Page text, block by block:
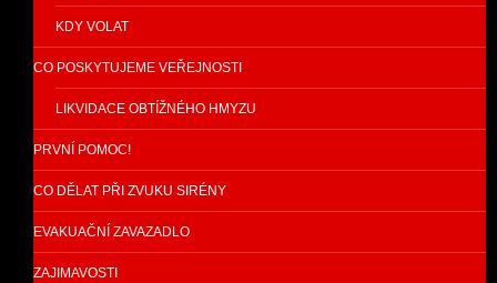
KDY VOLAT
CO POSKYTUJEME VEŘEJNOSTI
LIKVIDACE OBTÍŽNÉHO HMYZU
PRVNÍ POMOC!
CO DĚLAT PŘI ZVUKU SIRÉNY
EVAKUAČNÍ ZAVAZADLO
ZAJIMAVOSTI